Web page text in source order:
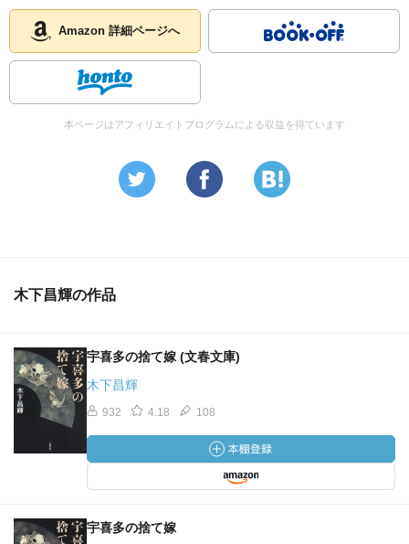
Amazon 詳細ページへ
本ページはアフィリエイトプログラムによる収益を得ています
木下昌輝の作品
宇喜多の捨て嫁 (文春文庫)
木下昌輝
932 4.18 108
宇喜多の捨て嫁